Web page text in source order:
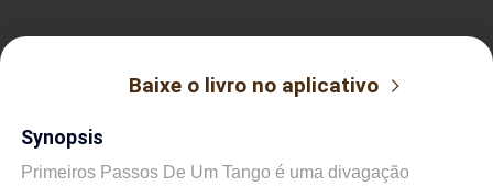
Baixe o livro no aplicativo
Synopsis
Primeiros Passos De Um Tango é uma divagação